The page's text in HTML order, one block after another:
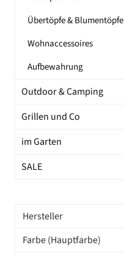
Übertöpfe & Blumentöpfe
Wohnaccessoires
Aufbewahrung
Outdoor & Camping
Grillen und Co
im Garten
SALE
Hersteller
Farbe (Hauptfarbe)